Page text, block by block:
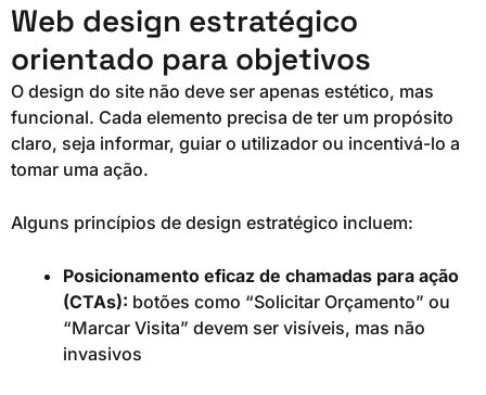
Web design estratégico
orientado para objetivos
O design do site não deve ser apenas estético, mas
funcional. Cada elemento precisa de ter um propósito
claro, seja informar, guiar o utilizador ou incentivá-lo a
tomar uma ação.
Alguns princípios de design estratégico incluem:
Posicionamento eficaz de chamadas para ação
(CTAs): botões como “Solicitar Orçamento” ou
“Marcar Visita” devem ser visíveis, mas não
invasivos